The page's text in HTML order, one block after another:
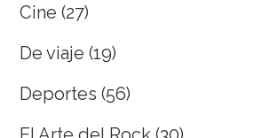
Cine (27)
De viaje (19)
Deportes (56)